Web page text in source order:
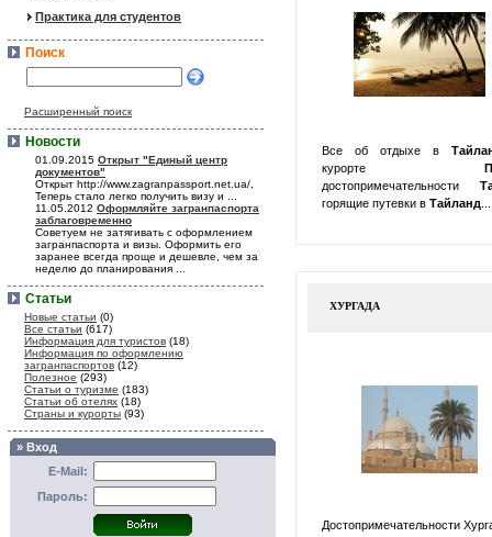
Практика для студентов
Поиск
Расширенный поиск
Новости
01.09.2015 Открыт "Единый центр
документов"
Открыт http://www.zagranpassport.net.ua/,
Теперь стало легко получить визу и ...
11.05.2012 Оформляйте загранпаспорта
заблаговременно
Советуем не затягивать с оформлением
загранпаспорта и визы. Оформить его
заранее всегда проще и дешевле, чем за
неделю до планирования ...
Статьи
Новые статьи (0)
Все статьи (617)
Информация для туристов (18)
Информация по оформлению
загранпаспортов (12)
Полезное (293)
Статьи о туризме (183)
Статьи об отелях (18)
Страны и курорты (93)
» Вход
E-Mail:
Пароль:
Все об отдыхе в
курорте
достопримечательности
горящие путевки в Тайланд
ХУРГАДА
Достопримечательности